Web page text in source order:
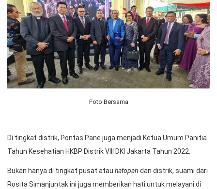
Foto Bersama
Di tingkat distrik, Pontas Pane juga menjadi Ketua Umum Panitia
Tahun Kesehatian HKBP Distrik VIII DKI Jakarta Tahun 2022.
Bukan hanya di tingkat pusat atau hatopan dan distrik, suami dari
Rosita Simanjuntak ini juga memberikan hati untuk melayani di